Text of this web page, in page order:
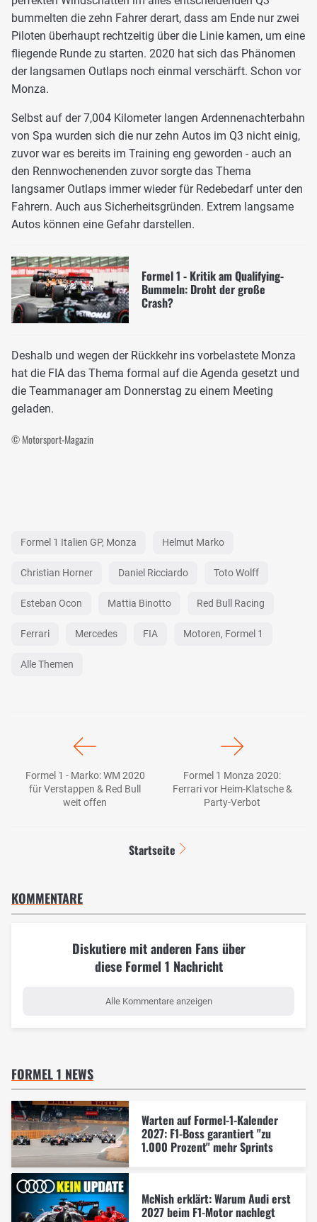
bummelten die zehn Fahrer derart, dass am Ende nur zwei
Piloten überhaupt rechtzeitig über die Linie kamen, um eine
fliegende Runde zu starten. 2020 hat sich das Phänomen
der langsamen Outlaps noch einmal verschärft. Schon vor
Monza.
Selbst auf der 7,004 Kilometer langen Ardennenachterbahn
von Spa wurden sich die nur zehn Autos im Q3 nicht einig,
zuvor war es bereits im Training eng geworden - auch an
den Rennwochenenden zuvor sorgte das Thema
langsamer Outlaps immer wieder für Redebedarf unter den
Fahrern. Auch aus Sicherheitsgründen. Extrem langsame
Autos können eine Gefahr darstellen.
Formel 1 - Kritik am Qualifying-
Bummeln: Droht der große
Crash?
Deshalb und wegen der Rückkehr ins vorbelastete Monza
hat die FIA das Thema formal auf die Agenda gesetzt und
die Teammanager am Donnerstag zu einem Meeting
geladen.
© Motorsport-Magazin
Formel 1 Italien GP, Monza Helmut Marko
Christian Horner Daniel Ricciardo Toto Wolff
Esteban Ocon Mattia Binotto Red Bull Racing
Ferrari Mercedes FIA Motoren, Formel 1
Alle Themen
Formel 1 - Marko: WM 2020
für Verstappen & Red Bull
weit offen
Formel 1 Monza 2020:
Ferrari vor Heim-Klatsche &
Party-Verbot
Startseite
KOMMENTARE
Diskutiere mit anderen Fans über
diese Formel 1 Nachricht
Alle Kommentare anzeigen
FORMEL 1 NEWS
Warten auf Formel-1-Kalender
2027: F1-Boss garantiert "zu
1.000 Prozent" mehr Sprints
McNish erklärt: Warum Audi erst
2027 beim F1-Motor nachlegt